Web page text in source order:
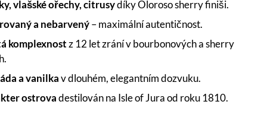
vlašské ořechy, citrusydíky Oloroso sherry finiši.
a nebarvený– maximální autentičnost.
komplexnostz 12 let zrání v bourbonových a sherry
a vanilkav dlouhém, elegantním dozvuku.
ostrovadestilován na Isle of Jura od roku 1810.